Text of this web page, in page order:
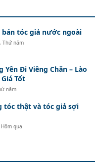
bán tóc giả nước ngoài
Thứ năm
Yên Đi Viêng Chăn – Lào
Tốt
năm
tóc thật và tóc giả sợi
qua